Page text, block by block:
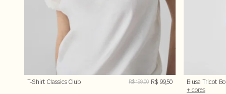
T-Shirt Classics Club R$ 199,00 R$ 99,50
Blusa Tricot
Canelada Off-
+ cores